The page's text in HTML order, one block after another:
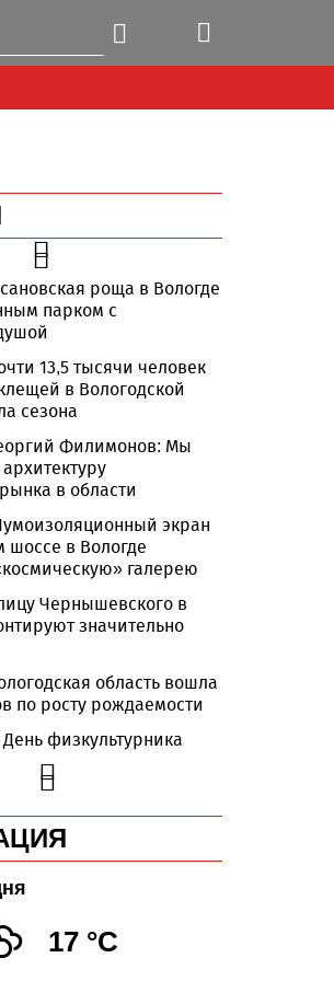
роща в Вологде
парком с
13,5 тысячи человек
в Вологодской
сезона
Филимонов: Мы
в области
экран
шоссе в Вологде
галерею
Чернышевского в
значительно
область вошла
по росту рождаемости
День физкультурника
пройдут во всех
Вологодчины
тысяч идей для развития
вологжане через чат-бот
на выборах
после
17 °C